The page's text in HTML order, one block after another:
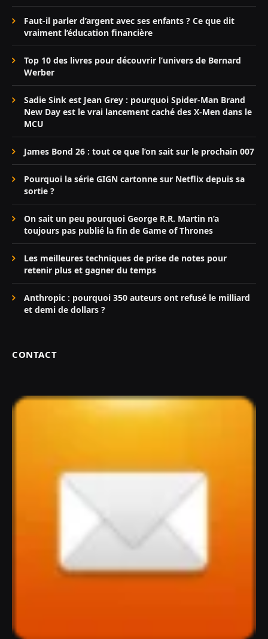
Faut-il parler d’argent avec ses enfants ? Ce que dit
vraiment l’éducation financière
Top 10 des livres pour découvrir l’univers de Bernard
Werber
Sadie Sink est Jean Grey : pourquoi Spider-Man Brand
New Day est le vrai lancement caché des X-Men dans le
MCU
James Bond 26 : tout ce que l’on sait sur le prochain 007
Pourquoi la série GIGN cartonne sur Netflix depuis sa
sortie ?
On sait un peu pourquoi George R.R. Martin n’a
toujours pas publié la fin de Game of Thrones
Les meilleures techniques de prise de notes pour
retenir plus et gagner du temps
Anthropic : pourquoi 350 auteurs ont refusé le milliard
et demi de dollars ?
CONTACT